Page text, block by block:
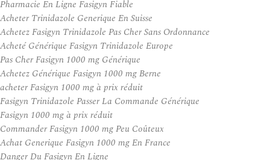
Pharmacie En Ligne Fasigyn Fiable
Acheter Trinidazole Generique En Suisse
Achetez Fasigyn Trinidazole Pas Cher Sans Ordonnance
Acheté Générique Fasigyn Trinidazole Europe
Pas Cher Fasigyn 1000 mg Générique
Achetez Générique Fasigyn 1000 mg Berne
acheter Fasigyn 1000 mg à prix réduit
Fasigyn Trinidazole Passer La Commande Générique
Fasigyn 1000 mg à prix réduit
Commander Fasigyn 1000 mg Peu Coûteux
Achat Generique Fasigyn 1000 mg En France
Danger Du Fasigyn En Ligne